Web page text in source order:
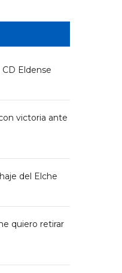
Eldense
victoria ante
del Elche
quiero retirar